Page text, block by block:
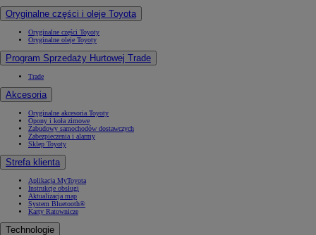
Oryginalne części i oleje Toyota
Oryginalne części Toyoty
Oryginalne oleje Toyoty
Program Sprzedaży Hurtowej Trade
Trade
Akcesoria
Oryginalne akcesoria Toyoty
Opony i koła zimowe
Zabudowy samochodów dostawczych
Zabezpieczenia i alarmy
Sklep Toyoty
Strefa klienta
Aplikacja MyToyota
Instrukcje obsługi
Aktualizacja map
System Bluetooth®
Karty Ratownicze
Technologie